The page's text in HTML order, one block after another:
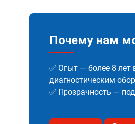
Почему нам
✅ Опыт — более 8 лет
диагностическим
✅ Прозрачность —